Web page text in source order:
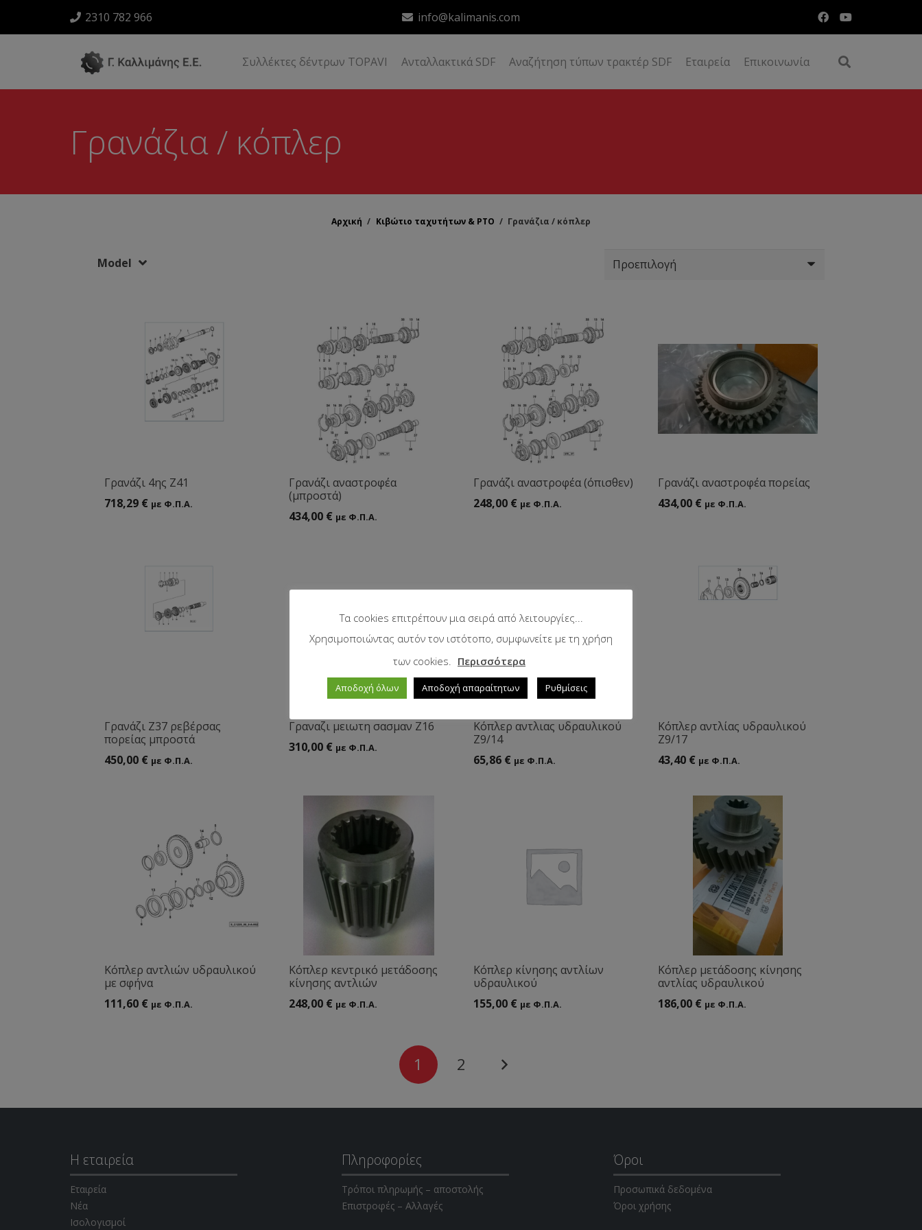
2310 782 966 info@kalimanis.com
Συλλέκτες δέντρων TOPAVI Ανταλλακτικά SDF Αναζήτηση τύπων τρακτέρ SDF Εταιρεία Επικοινωνία
Γρανάζια / κόπλερ
Αρχική / Κιβώτιο ταχυτήτων & ΡΤΟ / Γρανάζια / κόπλερ
Model
Γρανάζι 4ης Ζ41
718,29 € με Φ.Π.Α.
Γρανάζι αναστροφέα
(μπροστά)
434,00 € με Φ.Π.Α.
Γρανάζι αναστροφέα (όπισθεν)
248,00 € με Φ.Π.Α.
Γρανάζι αναστροφέα πορείας
434,00 € με Φ.Π.Α.
Γρανάζι Ζ37 ρεβέρσας
πορείας μπροστά
450,00 € με Φ.Π.Α.
Γραναζι μειωτη σασμαν Ζ16
310,00 € με Φ.Π.Α.
Κόπλερ αντλιας υδραυλικού
Ζ9/14
65,86 € με Φ.Π.Α.
Κόπλερ αντλίας υδραυλικού
Ζ9/17
43,40 € με Φ.Π.Α.
Κόπλερ αντλιών υδραυλικού
με σφήνα
111,60 € με Φ.Π.Α.
Κόπλερ κεντρικό μετάδοσης
κίνησης αντλιών
248,00 € με Φ.Π.Α.
Κόπλερ κίνησης αντλίων
υδραυλικού
155,00 € με Φ.Π.Α.
Κόπλερ μετάδοσης κίνησης
αντλίας υδραυλικού
186,00 € με Φ.Π.Α.
1 2
Η εταιρεία
Εταιρεία
Νέα
Ισολογισμοί
Πληροφορίες
Τρόποι πληρωμής – αποστολής
Επιστροφές – Αλλαγές
Όροι
Προσωπικά δεδομένα
Όροι χρήσης
Τα cookies επιτρέπουν μια σειρά από λειτουργίες...
Χρησιμοποιώντας αυτόν τον ιστότοπο, συμφωνείτε με τη χρήση
των cookies.
Περισσότερα
Αποδοχή όλων Αποδοχή απαραίτητων Ρυθμίσεις